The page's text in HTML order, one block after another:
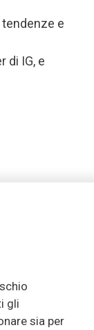
e
di IG, e
gli
sia per